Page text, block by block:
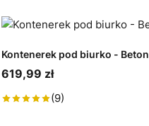
Kontenerek pod biurko - Beton
619,99 zł
(9)